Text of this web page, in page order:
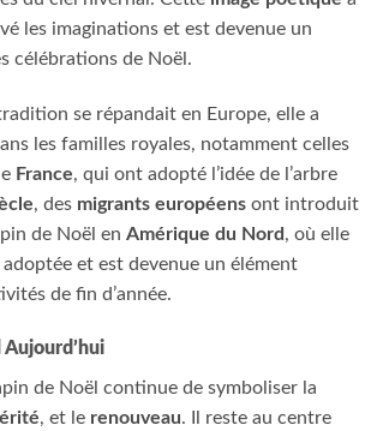
les imaginations et est devenue un
célébrations de Noël.
se répandait en Europe, elle a
les familles royales, notamment celles
France, qui ont adopté l’idée de l’arbre
, des migrants européens ont introduit
de Noël en Amérique du Nord , où elle
et est devenue un élément
de fin d’année.
Aujourd’hui
de Noël continue de symboliser la
, et le renouveau. Il reste au centre